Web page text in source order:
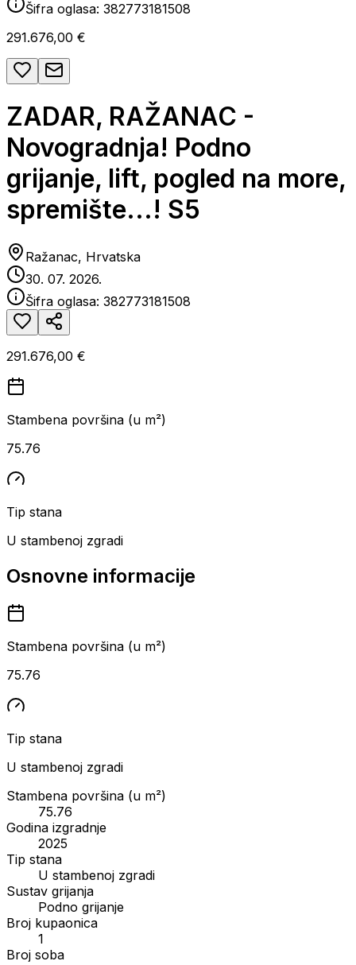
Šifra oglasa: 382773181508
291.676,00 €
ZADAR, RAŽANAC -
Novogradnja! Podno
grijanje, lift, pogled na more,
spremište...! S5
Ražanac, Hrvatska
30. 07. 2026.
Šifra oglasa: 382773181508
291.676,00 €
Stambena površina (u m²)
75.76
Tip stana
U stambenoj zgradi
Osnovne informacije
Stambena površina (u m²)
75.76
Tip stana
U stambenoj zgradi
Stambena površina (u m²)
75.76
Godina izgradnje
2025
Tip stana
U stambenoj zgradi
Sustav grijanja
Podno grijanje
Broj kupaonica
1
Broj soba